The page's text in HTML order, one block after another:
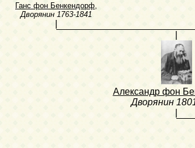
Ганс фон Бенкендорф
Дворянин 1763-1841
Александр фон
Дворянин